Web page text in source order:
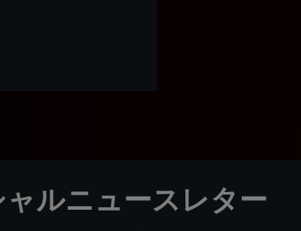
ルニュースレター